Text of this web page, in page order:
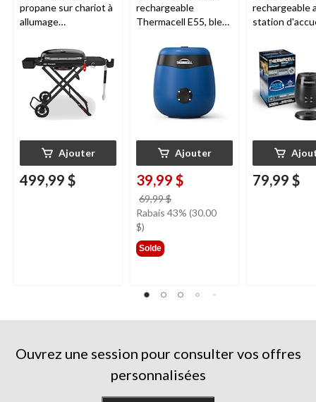
propane sur chariot à
allumage
Weber Traveller en
fonte, noir
Ajouter
499,99 $
rechargeable
Thermacell E55, bleu
Ajouter
39,99 $
69,99 $
était
Rabais 43% (30.00
$)
Solde
rechargeable
station
charbon
79,99 $
Ouvrez une session pour consulter vos offres
personnalisées